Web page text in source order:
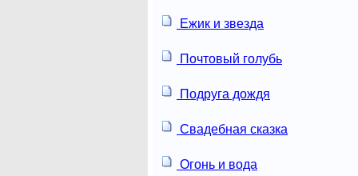
Ежик и звезда
Почтовый голубь
Подруга дождя
Свадебная сказка
Огонь и вода